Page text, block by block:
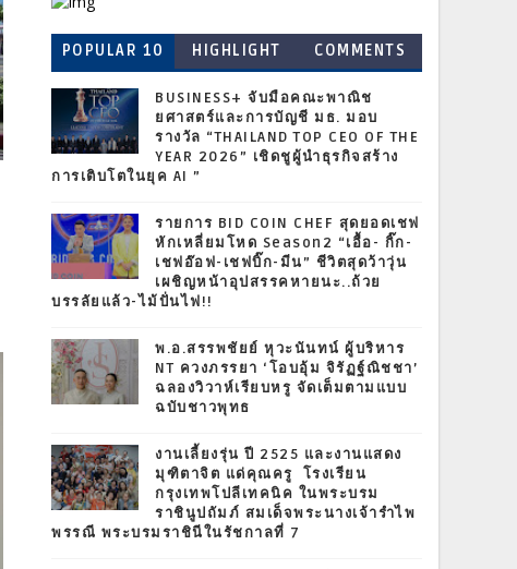
POPULAR 10 HIGHLIGHT COMMENTS
BUSINESS+ จับมือคณะพาณิช
ยศาสตร์และการบัญชี มธ. มอบ
รางวัล “THAILAND TOP CEO OF THE
YEAR 2026” เชิดชูผู้นำธุรกิจสร้าง
การเติบโตในยุค AI ”
รายการ BID COIN CHEF สุดยอดเชฟ
หักเหลี่ยมโหด Season2 “เอื้อ- กิ๊ก-
เชฟอ๊อฟ-เชฟบิ๊ก-มีน” ชีวิตสุดว้าวุ่น
เผชิญหน้าอุปสรรคหายนะ..ถ้วย
บรรลัยแล้ว-ไม้ปั่นไฟ!!
พ.อ.สรรพชัยย์ หุวะนันทน์ ผู้บริหาร
NT ควงภรรยา ‘โอบอุ้ม จิรัฏฐ์ณิชชา’
ฉลองวิวาห์เรียบหรู จัดเต็มตามแบบ
ฉบับชาวพุทธ
งานเลี้ยงรุ่น ปี 2525 และงานแสดง
มุฑิตาจิต แด่คุณครู โรงเรียน
กรุงเทพโปลีเทคนิค ในพระบรม
ราชินูปถัมภ์ สมเด็จพระนางเจ้ารำไพ
พรรณี พระบรมราชินีในรัชกาลที่ 7